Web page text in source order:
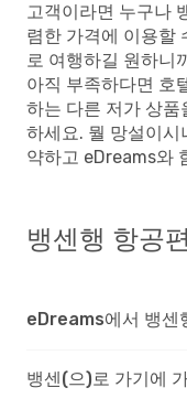
고객이라면 누구나
렴한 가격에 이용할
로 여행하길 원하니
아직 부족하다면 호
하는 다른 저가 상품
하세요. 뭘 망설이시
약하고 eDreams와
뱅센행 항공
eDreams에서 뱅센
뱅센(으)로 가기에